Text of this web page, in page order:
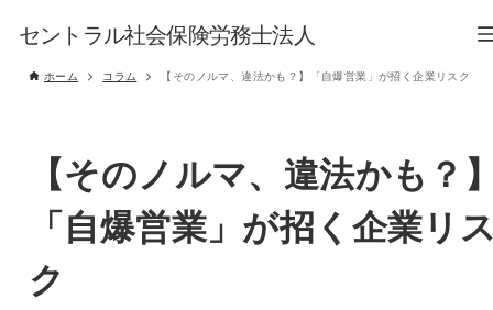
セントラル社会保険労務士法人
ホーム コラム 【そのノルマ、違法かも？】「自爆営業」が招く企業リスク
【そのノルマ、違法かも？
「自爆営業」が招く企業リ
ク